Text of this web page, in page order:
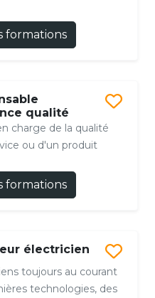
formations
qualité
charge de la qualité
ou d'un produit
formations
électricien
toujours au courant
technologies, des